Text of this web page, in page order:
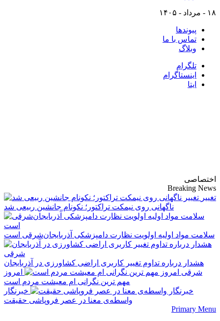
۱۸ - مرداد - ۱۴۰۵
پیوندها
تماس با ما
وبلاگ
تلگرام
اینستاگرام
ایتا
اختصاصی
Breaking News
تغییر
ناگهانی روی نیمکت تراکتور؛ نکونام جانشین ربیعی شد
سلامت مواد اولیه اولویت نظارت دامپزشکی آذربایجان‌شرقی است
هشدار درباره تداوم تغییر کاربری اراضی کشاورزی در آذربایجان
شرقی
امروز
مهم‌ ترین نگرانی‌ ام معیشت مردم است
خبرنگار
واسطه‌ی معنا در عصر فروپاشی حقیقت
Primary Menu